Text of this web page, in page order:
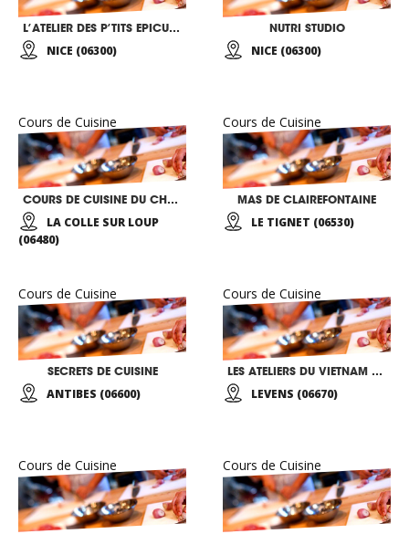
L’ATELIER DES P’TITS EPICURIENS (5 – 12 ANS)
NICE (06300)
NUTRI STUDIO
NICE (06300)
Cours de Cuisine
COURS DE CUISINE DU CHEF ALAIN LLORCA
LA COLLE SUR LOUP
(06480)
Cours de Cuisine
MAS DE CLAIREFONTAINE
LE TIGNET (06530)
Cours de Cuisine
SECRETS DE CUISINE
ANTIBES (06600)
Cours de Cuisine
LES ATELIERS DU VIETNAM GOURMAND DE MAHE
LEVENS (06670)
Cours de Cuisine Cours de Cuisine